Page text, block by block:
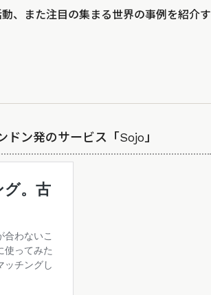
、また注目の集まる世界の事例を紹介す
ン発のサービス「Sojo」